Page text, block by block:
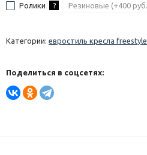
Ролики ?
Категории: евростиль кресла freestyle
Поделиться в соцсетях: